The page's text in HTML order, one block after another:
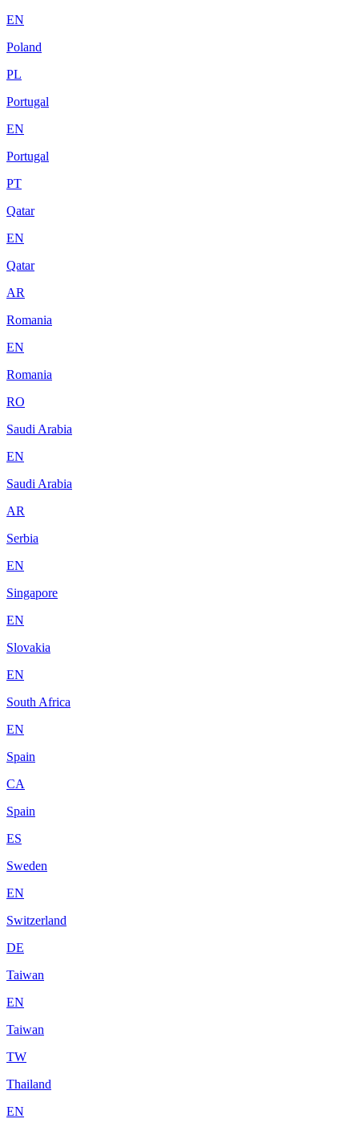
EN
Poland
PL
Portugal
EN
Portugal
PT
Qatar
EN
Qatar
AR
Romania
EN
Romania
RO
Saudi Arabia
EN
Saudi Arabia
AR
Serbia
EN
Singapore
EN
Slovakia
EN
South Africa
EN
Spain
CA
Spain
ES
Sweden
EN
Switzerland
DE
Taiwan
EN
Taiwan
TW
Thailand
EN